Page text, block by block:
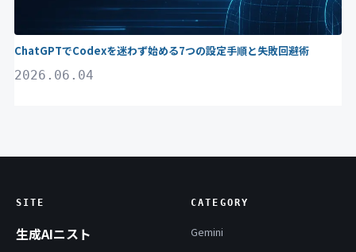
ChatGPTでCodexを迷わず始める7つの設定手順と失敗回避術
2026.06.04
SITE
生成AIニスト
CATEGORY
Gemini